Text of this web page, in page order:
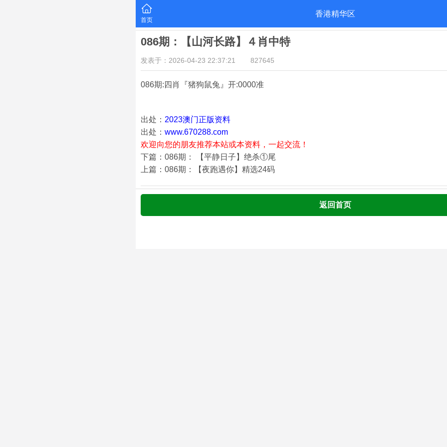
首页
香港精华区
086期：【山河长路】４肖中特
发表于：2026-04-23 22:37:21 827645
086期:四肖『猪狗鼠兔 』开:0000准
出处： 2023澳门正版资料
出处： www.670288.com
欢迎向您的朋友推荐本站或本资料，一起交流！
下篇：086期： 【平静日子】绝杀①尾
上篇：086期：【夜跑遇你】精选24码
返回首页